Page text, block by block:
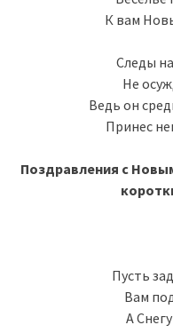
К вам
Следы
Не
Ведь он
Принес
Поздравления с
Пусть
Вам
А